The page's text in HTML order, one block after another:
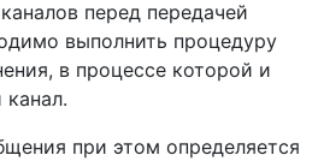
перед передачей
выполнить процедуру
в процессе которой и
канал.
при этом определяется